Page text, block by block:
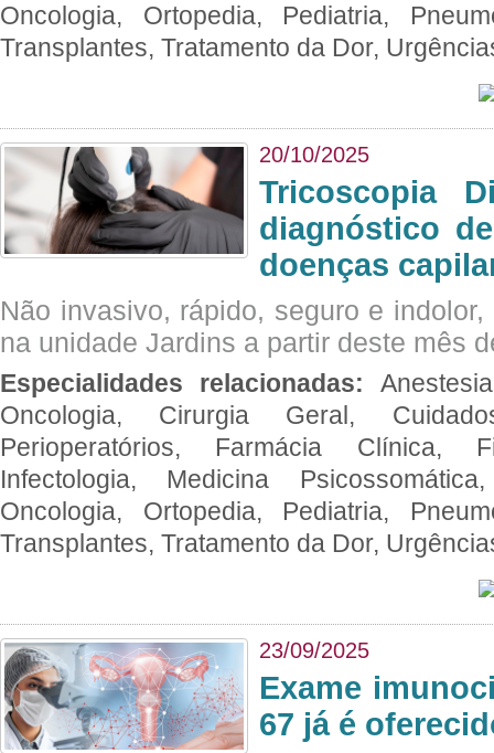
Oncologia, Ortopedia, Pediatria,
Transplantes, Tratamento da Dor,
20/10/2025
Tricoscopia
diagnóstico
doenças
Não invasivo, rápido, seguro e
na unidade Jardins a partir deste mês
Especialidades relacionadas:
Oncologia, Cirurgia Geral,
Perioperatórios, Farmácia Clínica,
Infectologia, Medicina
Oncologia, Ortopedia, Pediatria,
Transplantes, Tratamento da Dor,
23/09/2025
Exame
67 já é